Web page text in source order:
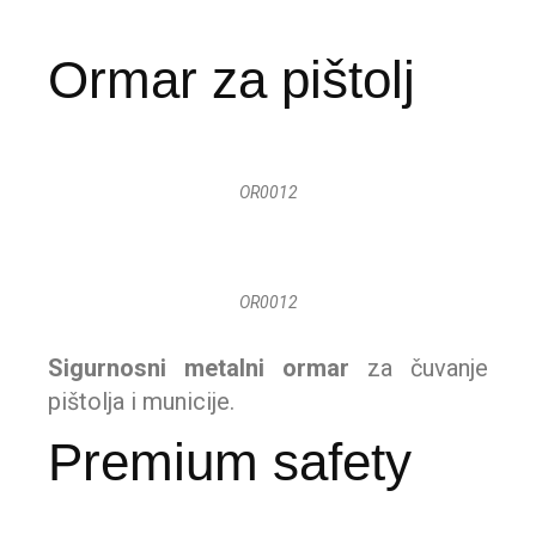
Ormar za pištolj
OR0012
OR0012
Sigurnosni metalni ormar za čuvanje
pištolja i municije.
Premium safety